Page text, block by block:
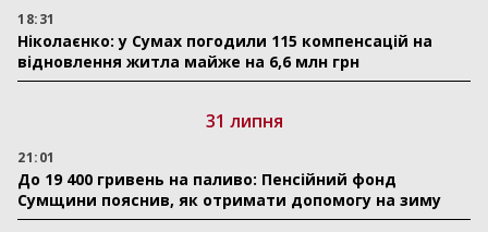
18:31
Ніколаєнко: у Сумах погодили 115 компенсацій на
відновлення житла майже на 6,6 млн грн
31 липня
21:01
До 19 400 гривень на паливо: Пенсійний фонд
Сумщини пояснив, як отримати допомогу на зиму